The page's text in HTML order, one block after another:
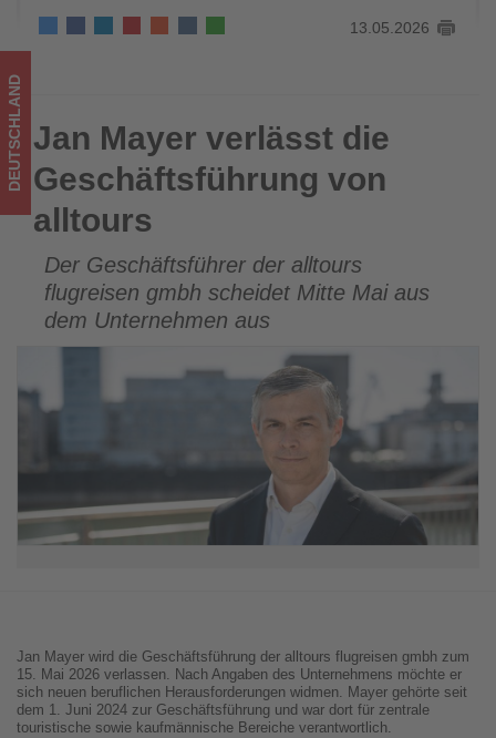
Wissen,
was
im
Tourismus
los
ist!
13.05.2026
Jan Mayer verlässt die Geschäftsführung von alltours
DEUTSCHLAND Jan Mayer verlässt die
Geschäftsführung von
alltours
Der Geschäftsführer der alltours
flugreisen gmbh scheidet Mitte Mai aus
dem Unternehmen aus
Jan Mayer wird die Geschäftsführung der alltours flugreisen gmbh zum
15. Mai 2026 verlassen. Nach Angaben des Unternehmens möchte er
sich neuen beruflichen Herausforderungen widmen. Mayer gehörte seit
dem 1. Juni 2024 zur Geschäftsführung und war dort für zentrale
touristische sowie kaufmännische Bereiche verantwortlich.